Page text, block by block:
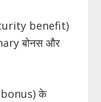
benefit)
बोनस और
bonus) के